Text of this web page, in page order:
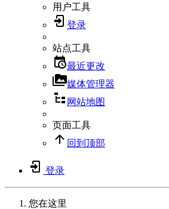
用户工具
登录
站点工具
最近更改
媒体管理器
网站地图
页面工具
回到顶部
登录
您在这里